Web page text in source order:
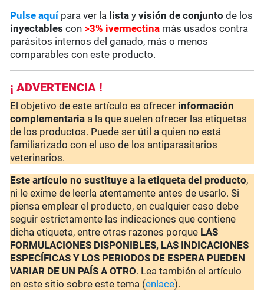
Pulse aquí para ver la lista yvisión de conjunto de los
inyectables con >3% ivermectina más usados contra
parásitos internos del ganado, más o menos
comparables con este producto.
¡ ADVERTENCIA !
El objetivo de este artículo es ofrecer información
complementaria a la que suelen ofrecer las etiquetas
de los productos. Puede ser útil a quien no está
familiarizado con el uso de los antiparasitarios
veterinarios.
Este artículo no sustituye a la etiqueta del producto,
ni le exime de leerla atentamente antes de usarlo. Si
piensa emplear el producto, en cualquier caso debe
seguir estrictamente las indicaciones que contiene
dicha etiqueta, entre otras razones porque LAS
FORMULACIONES DISPONIBLES, LAS INDICACIONES
ESPECÍFICAS Y LOS PERIODOS DE ESPERA PUEDEN
VARIAR DE UN PAÍS A OTRO. Lea también el artículo
en este sitio sobre este tema (enlace).